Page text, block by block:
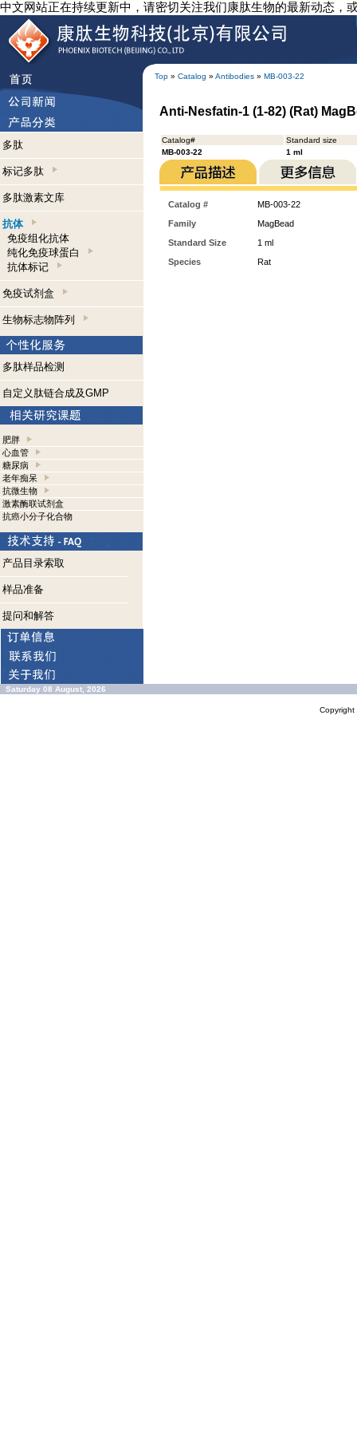
中文网站正在持续更新中，请密切关注我们康肽生物的最新动态，
Top » Catalog » Antibodies » MB-003-22
多肽
标记多肽
多肽激素文库
抗体
免疫组化抗体
纯化免疫球蛋白
抗体标记
免疫试剂盒
生物标志物阵列
多肽样品检测
自定义肽链合成及GMP
肥胖
心血管
糖尿病
老年痴呆
抗微生物
激素酶联试剂盒
抗癌小分子化合物
产品目录索取
样品准备
提问和解答
Anti-Nesfatin-1 (1-82) (Rat)
Catalog#
Standard size
MB-003-22
1 ml
Catalog #
MB-003-22
Family
MagBead
Standard Size
1 ml
Species
Rat
Saturday 08 August, 2026